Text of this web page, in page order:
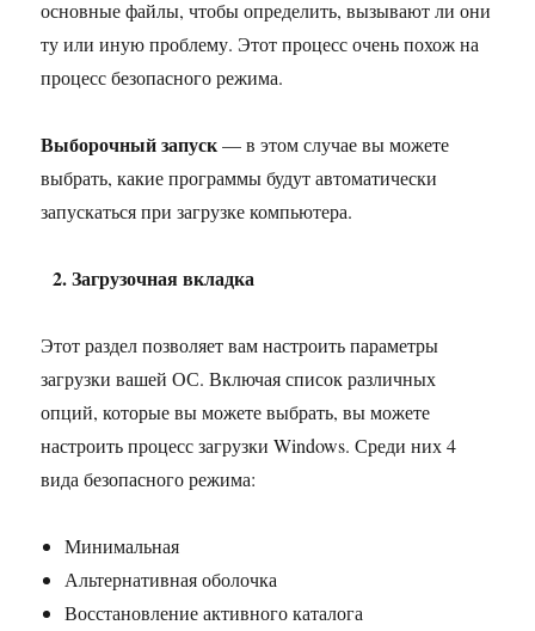
основные файлы, чтобы определить, вызывают ли они
ту или иную проблему. Этот процесс очень похож на
процесс безопасного режима.
Выборочный запуск— в этом случае вы можете
выбрать, какие программы будут автоматически
запускаться при загрузке компьютера.
2. Загрузочная вкладка
Этот раздел позволяет вам настроить параметры
загрузки вашей ОС. Включая список различных
опций, которые вы можете выбрать, вы можете
настроить процесс загрузки Windows. Среди них 4
вида безопасного режима:
Минимальная
Альтернативная оболочка
Восстановление активного каталога